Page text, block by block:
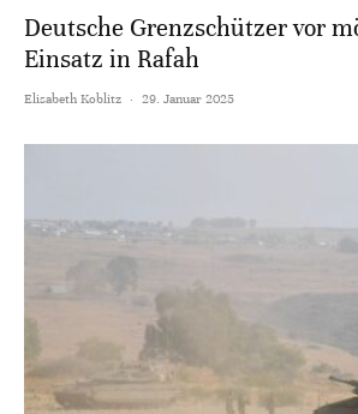
Deutsche Grenzschützer vor
Einsatz in Rafah
Elisabeth Koblitz · 29. Januar 2025